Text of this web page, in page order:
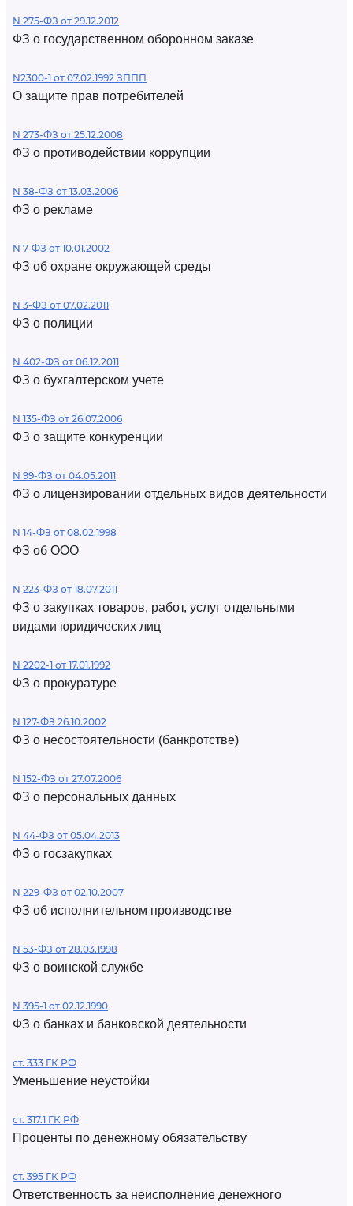
N 275-ФЗ от 29.12.2012
ФЗ о государственном оборонном заказе
N2300-1 от 07.02.1992 ЗППП
О защите прав потребителей
N 273-ФЗ от 25.12.2008
ФЗ о противодействии коррупции
N 38-ФЗ от 13.03.2006
ФЗ о рекламе
N 7-ФЗ от 10.01.2002
ФЗ об охране окружающей среды
N 3-ФЗ от 07.02.2011
ФЗ о полиции
N 402-ФЗ от 06.12.2011
ФЗ о бухгалтерском учете
N 135-ФЗ от 26.07.2006
ФЗ о защите конкуренции
N 99-ФЗ от 04.05.2011
ФЗ о лицензировании отдельных видов деятельности
N 14-ФЗ от 08.02.1998
ФЗ об ООО
N 223-ФЗ от 18.07.2011
ФЗ о закупках товаров, работ, услуг отдельными
видами юридических лиц
N 2202-1 от 17.01.1992
ФЗ о прокуратуре
N 127-ФЗ 26.10.2002
ФЗ о несостоятельности (банкротстве)
N 152-ФЗ от 27.07.2006
ФЗ о персональных данных
N 44-ФЗ от 05.04.2013
ФЗ о госзакупках
N 229-ФЗ от 02.10.2007
ФЗ об исполнительном производстве
N 53-ФЗ от 28.03.1998
ФЗ о воинской службе
N 395-1 от 02.12.1990
ФЗ о банках и банковской деятельности
ст. 333 ГК РФ
Уменьшение неустойки
ст. 317.1 ГК РФ
Проценты по денежному обязательству
ст. 395 ГК РФ
Ответственность за неисполнение денежного